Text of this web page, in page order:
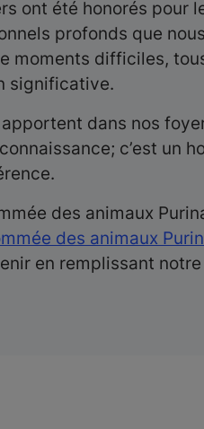
ont été honorés pour
profonds que
moments difficiles,
significative.
dans nos
c’est un
des animaux
des animaux
en remplissant